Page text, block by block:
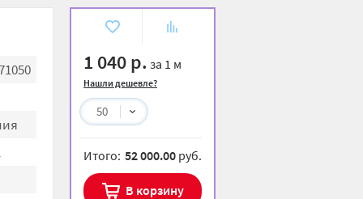
1 040 р. за 1 м
Нашли дешевле?
50
Итого: 52 000.00 руб.
В корзину